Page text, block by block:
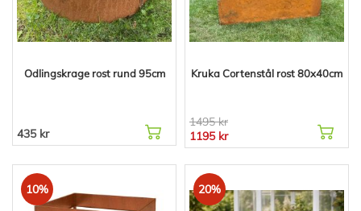
Odlingskrage rost rund 95cm
435 kr
Kruka Cortenstål rost 80x40cm
1495 kr
1195 kr
10% 20%